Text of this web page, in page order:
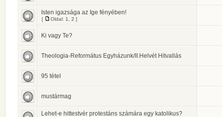
Isten igazsága az Ige fényében!
[ Oldal: 1 2 ]
Ki vagy Te?
Theologia-Református Egyházunk/II.Helvét Hitvallás
95 tétel
mustármag
Lehet-e hittestvér protestáns számára egy katolikus?